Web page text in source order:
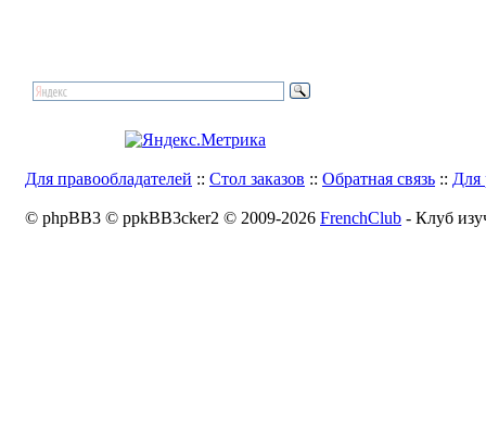
Для правообладателей :: Стол заказов :: Обратная связь :: Для
© phpBB3 © ppkBB3cker2 © 2009-2026 FrenchClub - Клуб